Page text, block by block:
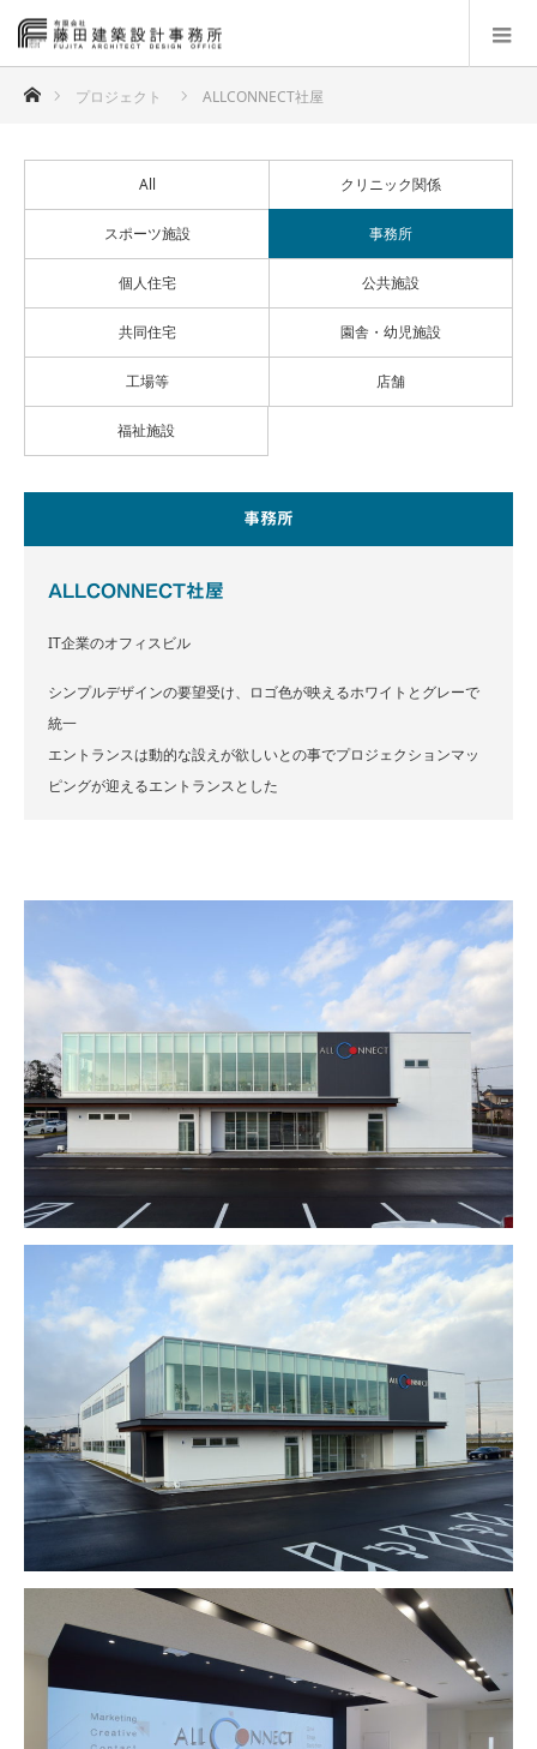
ホームプロジェクト ALLCONNECT社屋
All クリニック関係
スポーツ施設 事務所
個人住宅 公共施設
共同住宅 園舎・幼児施設
工場等 店舗
福祉施設
事務所
ALLCONNECT社屋
IT企業のオフィスビル
シンプルデザインの要望受け、ロゴ色が映えるホワイトとグレーで
統一
エントランスは動的な設えが欲しいとの事でプロジェクションマッ
ピングが迎えるエントランスとした